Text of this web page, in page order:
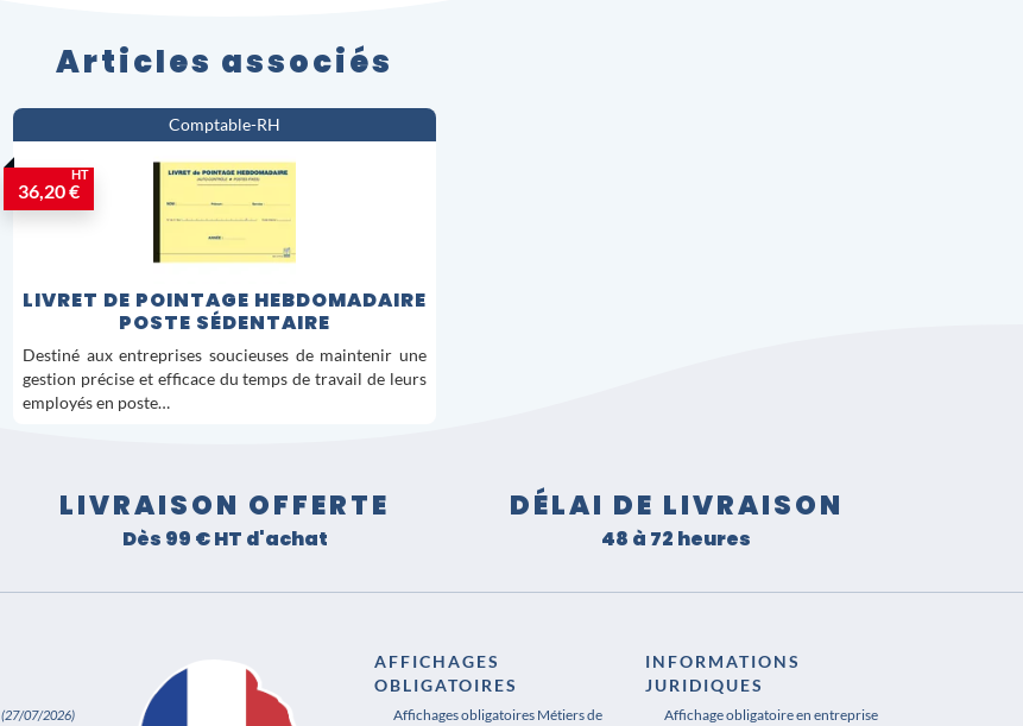
Articles associés
Comptable-RH
36,20 €
HT
LIVRET DE POINTAGE HEBDOMADAIRE
POSTE SÉDENTAIRE
Destiné aux entreprises soucieuses de maintenir une
gestion précise et efficace du temps de travail de leurs
employés en poste…
LIVRAISON OFFERTE
Dès 99 € HT d'achat
DÉLAI DE LIVRAISON
48 à 72 heures
(27/07/2026)
AFFICHAGES
OBLIGATOIRES
Affichages obligatoires Métiers de
INFORMATIONS
JURIDIQUES
Affichage obligatoire en entreprise